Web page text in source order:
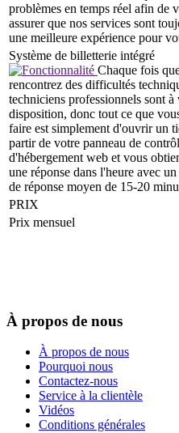
problèmes en temps réel afin de
assurer que nos services sont
une meilleure expérience pour
Système de billetterie intégré
Chaque fois
rencontrez des difficultés
techniciens professionnels sont à
disposition, donc tout ce que
faire est simplement d'ouvrir un
partir de votre panneau de
d'hébergement web et vous
une réponse dans l'heure avec
de réponse moyen de 15-20
PRIX
Prix mensuel
À propos de nous
À propos de nous
Pourquoi nous
Contactez-nous
Service à la clientèle
Vidéos
Conditions générales